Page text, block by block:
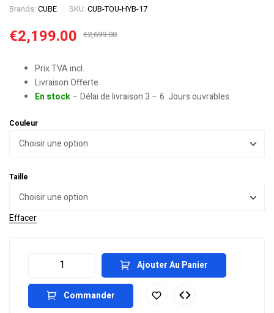
Brands: CUBE SKU: CUB-TOU-HYB-17
€2,699.00
€2,199.00
Prix TVA incl.
Livraison Offerte
En stock– Délai de livraison 3 – 6 Jours ouvrables.
Couleur
Taille
Effacer
Ajouter Au Panier
Commander